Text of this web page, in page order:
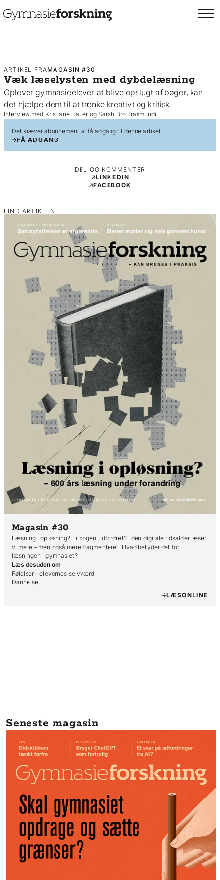
ARTIKEL FRAMAGASIN #30
Væk læselysten med dybdelæsning
Oplever gymnasieelever at blive opslugt af bøger, kan
det hjælpe dem til at tænke kreativt og kritisk.
Interview med Kristiane Hauer og Sarah Bro Trasmundi.
Det kræver abonnement at få adgang til denne artikel
FÅ ADGANG
DEL OG KOMMENTER
LINKEDIN
FACEBOOK
FIND ARTIKLEN I
Magasin #30
Læsning i opløsning? Er bogen udfordret? I den digitale tidsalder læser
vi mere – men også mere fragmenteret. Hvad betyder det for
læsningen i gymnasiet?
Læs desuden om
Følelser - elevernes selvværd
Dannelse
LÆSONLINE
Seneste magasin